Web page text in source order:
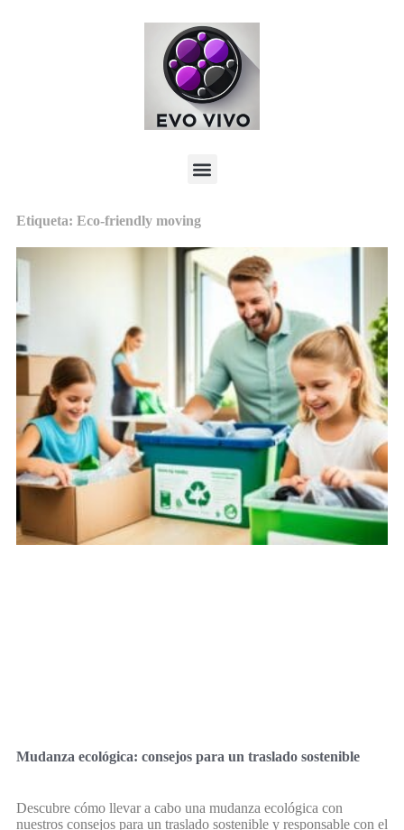
Etiqueta: Eco-friendly moving
Mudanza ecológica: consejos para un traslado sostenible
Descubre cómo llevar a cabo una mudanza ecológica con
nuestros consejos para un traslado sostenible y responsable con el